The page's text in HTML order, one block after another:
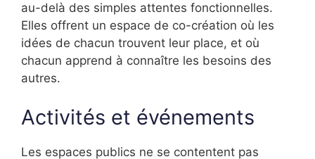
au-delà des simples attentes fonctionnelles.
Elles offrent un espace de co-création où les
idées de chacun trouvent leur place, et où
chacun apprend à connaître les besoins des
autres.
Activités et événements
Les espaces publics ne se contentent pas